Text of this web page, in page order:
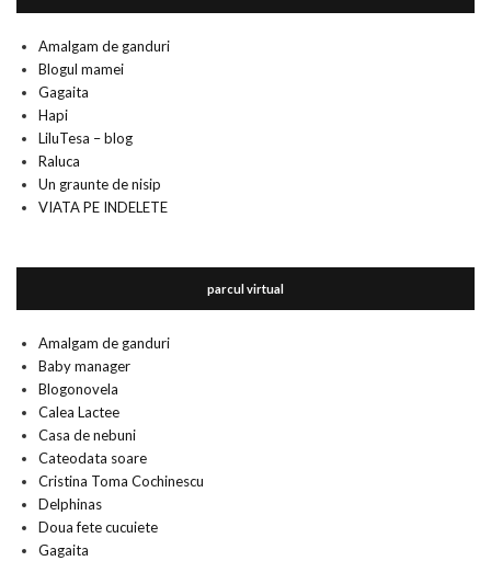
Amalgam de ganduri
Blogul mamei
Gagaita
Hapi
LiluTesa – blog
Raluca
Un graunte de nisip
VIATA PE INDELETE
parcul virtual
Amalgam de ganduri
Baby manager
Blogonovela
Calea Lactee
Casa de nebuni
Cateodata soare
Cristina Toma Cochinescu
Delphinas
Doua fete cucuiete
Gagaita